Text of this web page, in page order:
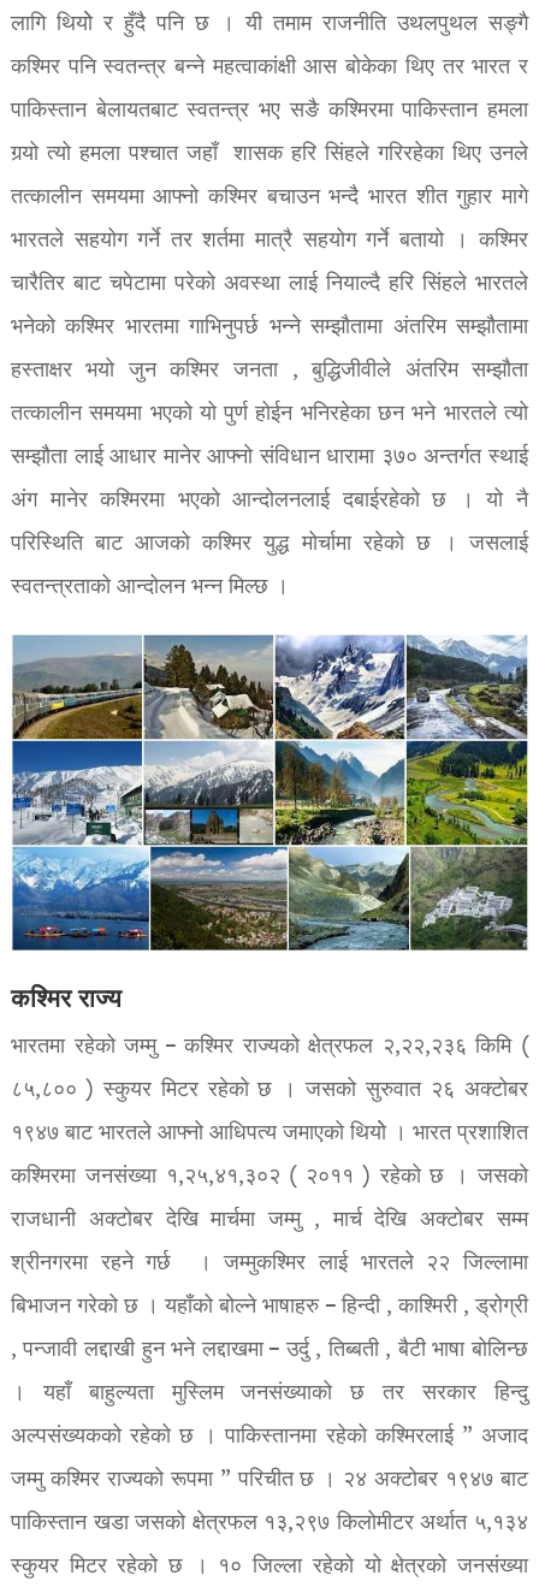
लागि थियोे र हुँदै पनि छ । यी तमाम राजनीति उथलपुथल सङ्गै
कश्मिर पनि स्वतन्त्र बन्ने महत्वाकांक्षी आस बोकेका थिए तर भारत र
पाकिस्तान बेलायतबाट स्वतन्त्र भए सङै कश्मिरमा पाकिस्तान हमला
गर्‍यो त्यो हमला पश्चात जहाँ शासक हरि सिंहले गरिरहेका थिए उनले
तत्कालीन समयमा आफ्नो कश्मिर बचाउन भन्दै भारत शीत गुहार मागे
भारतले सहयोग गर्ने तर शर्तमा मात्रै सहयोग गर्ने बतायो । कश्मिर
चारैतिर बाट चपेटामा परेको अवस्था लाई नियाल्दै हरि सिंहले भारतले
भनेको कश्मिर भारतमा गाभिनुपर्छ भन्ने सम्झौतामा अंतरिम सम्झौतामा
हस्ताक्षर भयो जुन कश्मिर जनता , बुद्धिजीवीले अंतरिम सम्झौता
तत्कालीन समयमा भएको यो पुर्ण होईन भनिरहेका छन भने भारतले त्यो
सम्झौता लाई आधार मानेर आफ्नो संविधान धारामा ३७० अन्तर्गत स्थाई
अंग मानेर कश्मिरमा भएको आन्दोलनलाई दबाईरहेको छ । यो नै
परिस्थिति बाट आजको कश्मिर युद्ध मोर्चामा रहेको छ । जसलाई
स्वतन्त्रताको आन्दोलन भन्न मिल्छ ।
कश्मिर राज्य
भारतमा रहेको जम्मु – कश्मिर राज्यको क्षेत्रफल २,२२,२३६ किमि (
८५,८०० ) स्कुयर मिटर रहेको छ । जसको सुरुवात २६ अक्टोबर
१९४७ बाट भारतले आफ्नो आधिपत्य जमाएको थियोे । भारत प्रशाशित
कश्मिरमा जनसंख्या १,२५,४१,३०२ ( २०११ ) रहेको छ । जसको
राजधानी अक्टोबर देखि मार्चमा जम्मु , मार्च देखि अक्टोबर सम्म
श्रीनगरमा रहने गर्छ । जम्मुकश्मिर लाई भारतले २२ जिल्लामा
बिभाजन गरेको छ । यहाँको बोल्ने भाषाहरु – हिन्दी , काश्मिरी , ड्रोग्री
, पन्जावी लद्दाखी हुन भने लद्दाखमा – उर्दु , तिब्बती , बैटी भाषा बोलिन्छ
। यहाँ बाहुल्यता मुस्लिम जनसंख्याको छ तर सरकार हिन्दु
अल्पसंख्यकको रहेको छ । पाकिस्तानमा रहेको कश्मिरलाई ” अजाद
जम्मु कश्मिर राज्यको रूपमा ” परिचीत छ । २४ अक्टोबर १९४७ बाट
पाकिस्तान खडा जसको क्षेत्रफल १३,२९७ किलोमीटर अर्थात ५,१३४
स्कुयर मिटर रहेको छ । १० जिल्ला रहेको यो क्षेत्रको जनसंख्या